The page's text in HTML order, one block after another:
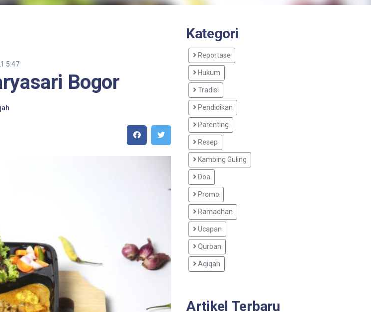
5:47
Bogor
Kategori
Reportase
Hukum
Tradisi
Pendidikan
Parenting
Resep
Kambing Guling
Doa
Promo
Ramadhan
Ucapan
Qurban
Aqiqah
Artikel Terbaru